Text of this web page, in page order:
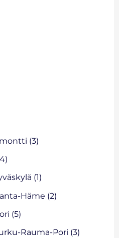
(3)
(1)
Häme (2)
(5)
Rauma-Pori (3)